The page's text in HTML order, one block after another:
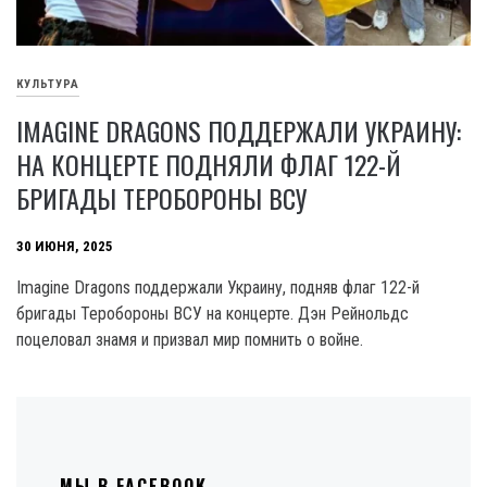
КУЛЬТУРА
IMAGINE DRAGONS ПОДДЕРЖАЛИ УКРАИНУ:
НА КОНЦЕРТЕ ПОДНЯЛИ ФЛАГ 122-Й
БРИГАДЫ ТЕРОБОРОНЫ ВСУ
30 ИЮНЯ, 2025
Imagine Dragons поддержали Украину, подняв флаг 122-й
бригады Теробороны ВСУ на концерте. Дэн Рейнольдс
поцеловал знамя и призвал мир помнить о войне.